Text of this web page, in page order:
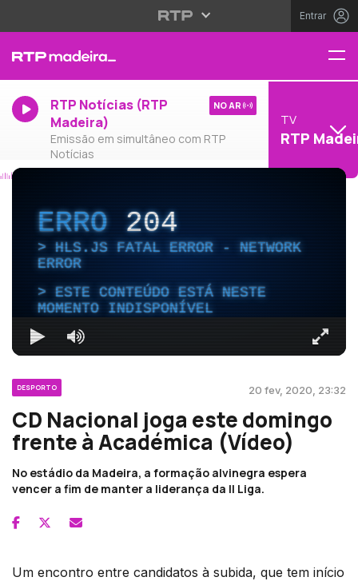
Entrar
RTP Notícias (RTP
Madeira)
Emissão em simultâneo com RTP
Notícias
NO AR
TV
RTP
ERRO204
HLS.JS FATAL ERROR - NETWORK
ERROR
ESTE CONTEÚDO ESTÁ NESTE
MOMENTO INDISPONÍVEL
DESPORTO 20 fev, 2020, 23:32
CD Nacional joga este domingo
frente à Académica (Vídeo)
No estádio da Madeira, a formação alvinegra espera
vencer a fim de manter a liderança da ll Liga.
Um encontro entre candidatos à subida, que tem início